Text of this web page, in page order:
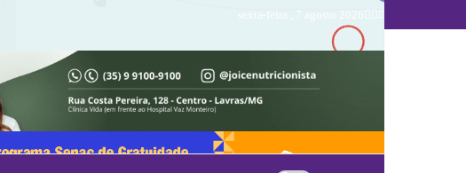
sexta-feira , 7 agosto 2026